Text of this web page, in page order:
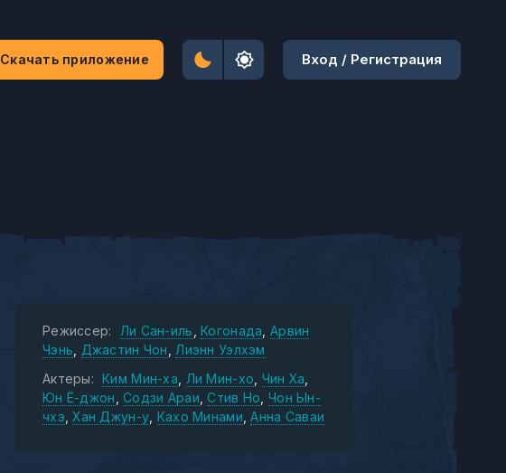
Скачать приложение Вход / Регистрация
Режиссер: Ли Сан-иль Когонада Арвин
Чэнь
Джастин Чон
Лиэнн Уэлхэм
Актеры:
Ким Мин-ха Ли Мин-хо Чин Ха
Юн Ё-джон Содзи Араи Стив Но Чон Ын-
чхэ Хан Джун-у Кахо Минами Анна Саваи